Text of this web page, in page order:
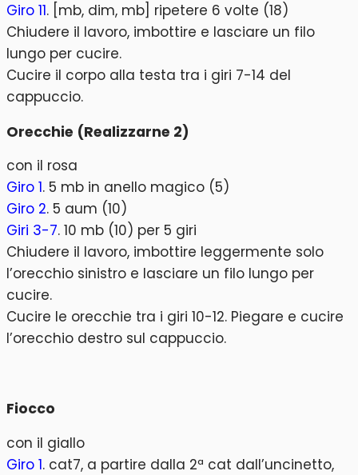
Giro 11. [mb, dim, mb] ripetere 6 volte (18)
Chiudere il lavoro, imbottire e lasciare un filo
lungo per cucire.
Cucire il corpo alla testa tra i giri 7-14 del
cappuccio.
Orecchie (Realizzarne 2)
con il rosa
Giro 1. 5 mb in anello magico (5)
Giro 2. 5 aum (10)
Giri 3-7. 10 mb (10) per 5 giri
Chiudere il lavoro, imbottire leggermente solo
l’orecchio sinistro e lasciare un filo lungo per
cucire.
Cucire le orecchie tra i giri 10-12. Piegare e cucire
l’orecchio destro sul cappuccio.
Fiocco
con il giallo
Giro 1. cat7, a partire dalla 2ª cat dall’uncinetto,